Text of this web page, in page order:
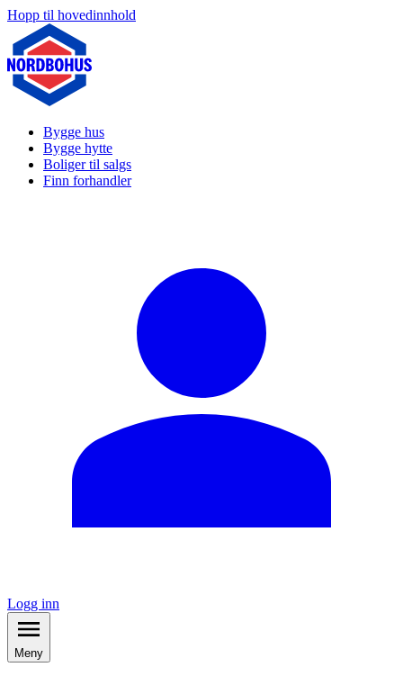
Hopp til hovedinnhold
Bygge hus
Bygge hytte
Boliger til salgs
Finn forhandler
Logg inn
Meny